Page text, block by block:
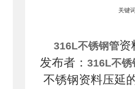
关键
316L不锈钢管资
发布者： 316L不锈
不锈钢资料压延